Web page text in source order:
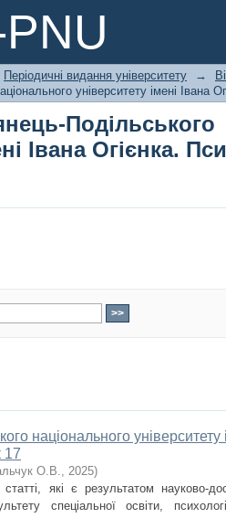
Подільського
науки
Періодичні видання університету →
університету імені Івана
Івана Огієнка.
національного університету
17
О.В., 2025)
які є результатом науково-
спеціальної освіти,